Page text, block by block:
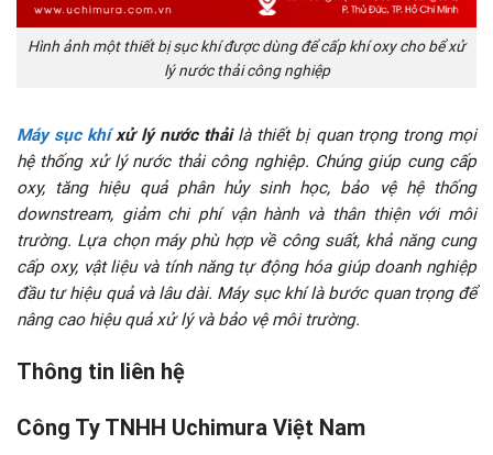
Hình ảnh một thiết bị sục khí được dùng để cấp khí oxy cho bể xử
lý nước thải công nghiệp
Máy sục khíxử lý nước thảilà thiết bị quan trọng trong mọi
hệ thống xử lý nước thải công nghiệp. Chúng giúp cung cấp
oxy, tăng hiệu quả phân hủy sinh học, bảo vệ hệ thống
downstream, giảm chi phí vận hành và thân thiện với môi
trường. Lựa chọn máy phù hợp về công suất, khả năng cung
cấp oxy, vật liệu và tính năng tự động hóa giúp doanh nghiệp
đầu tư hiệu quả và lâu dài. Máy sục khí là bước quan trọng để
nâng cao hiệu quả xử lý và bảo vệ môi trường.
Thông tin liên hệ
Công Ty TNHH Uchimura Việt Nam